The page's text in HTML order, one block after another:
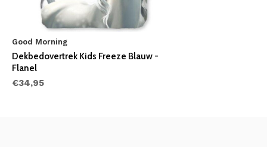
Good Morning
Dekbedovertrek Kids Freeze Blauw -
Flanel
€34,95